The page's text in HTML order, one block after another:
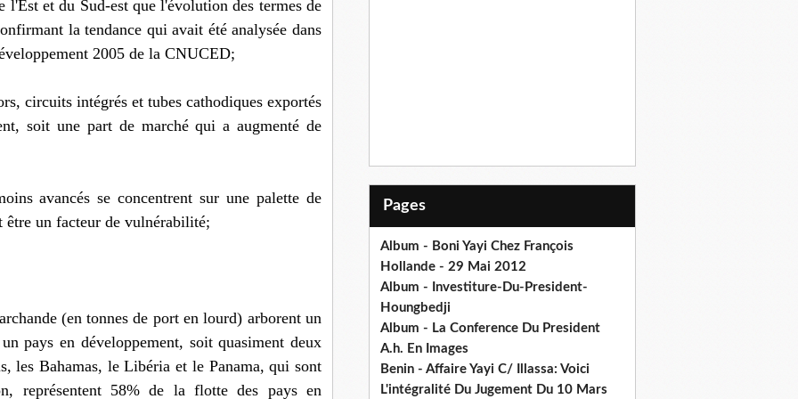
l'Est et du Sud-est que l'évolution des termes de
la tendance qui avait été analysée dans
2005 de la CNUCED;
circuits intégrés et tubes cathodiques exportés
soit une part de marché qui a augmenté de
avancés se concentrent sur une palette de
un facteur de vulnérabilité;
(en tonnes de port en lourd) arborent un
pays en développement, soit quasiment deux
les Bahamas, le Libéria et le Panama, qui sont
représentent 58% de la flotte des pays en
Pages
Album - Boni Yayi Chez François
Hollande - 29 Mai 2012
Album - Investiture-Du-President-
Houngbedji
Album - La Conference Du President
A.h. En Images
Benin - Affaire Yayi C/ Illassa: Voici
L'intégralité Du Jugement Du 10 Mars